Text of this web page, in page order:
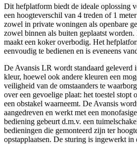
Dit hefplatform biedt de ideale oplossing
een hoogteverschil van 4 treden of 1
zowel in private woningen als openbare
zowel binnen als buiten geplaatst
maakt een koker overbodig. Het
eenvoudig te bedienen en is eveneens
De Avansis LR wordt standaard geleverd
kleur, hoewel ook andere kleuren een
veiligheid van de omstaanders te
over een gevoelige plaat: het toestel stopt
een obstakel waarneemt. De Avansis
aangedreven en werkt met een
bediening gebeurt d.m.v. een
bedieningen die gemonteerd zijn ter
opstapplaatsen. De sturing is ingewerkt in